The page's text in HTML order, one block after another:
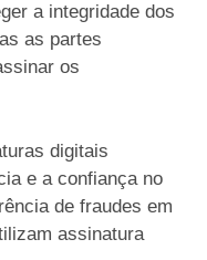
a integridade dos
as partes
os
digitais
e a confiança no
de fraudes em
assinatura